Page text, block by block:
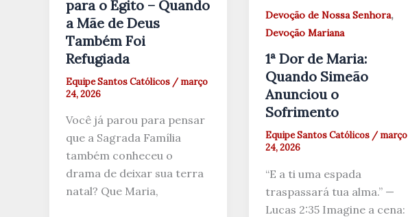
para o Egito – Quando
a Mãe de Deus
Também Foi
Refugiada
Equipe Santos Católicos / março
24, 2026
Você já parou para pensar
que a Sagrada Família
também conheceu o
drama de deixar sua terra
natal? Que Maria,
Devoção de Nossa Senhora,
Devoção Mariana
1ª Dor de Maria:
Quando Simeão
Anunciou o
Sofrimento
Equipe Santos Católicos / março
24, 2026
“E a ti uma espada
traspassará tua alma.” —
Lucas 2:35 Imagine a cena: